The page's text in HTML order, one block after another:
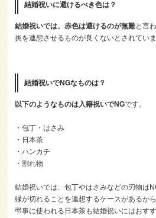
結婚祝いに避けるべき色は？
結婚祝いでは、赤色は避けるのが無難と言
炎を連想させるものが良くないとされていま
結婚祝いでNGなものは？
以下のようなものは入籍祝いでNGです。
・包丁・はさみ
・日本茶
・ハンカチ
・割れ物
結婚祝いでは、包丁やはさみなどの刃物は
縁が切れることを連想するケースがあるから
弔事に使われる日本茶も結婚祝いにはおす